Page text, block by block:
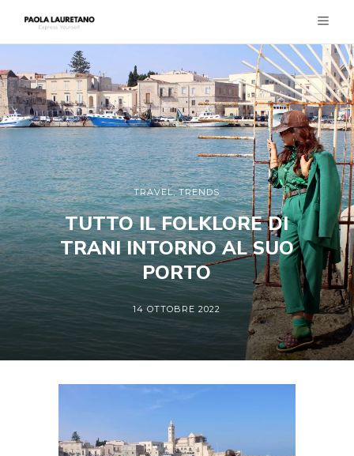
TRAVEL,TRENDS
TUTTO IL FOLKLORE DI
TRANI INTORNO AL SUO
PORTO
14 OTTOBRE 2022